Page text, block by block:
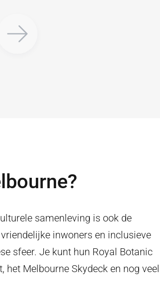
?
samenleving is ook de
inwoners en inclusieve
sfeer. Je kunt hun Royal Botanic
het Melbourne Skydeck en nog veel